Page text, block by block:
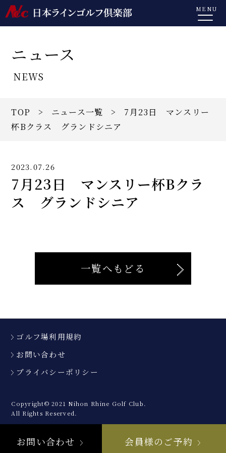
MENU
ニュース
NEWS
TOP > ニュース一覧 > 7月23日 マンスリー
杯Bクラス グランドシニア
2023.07.26
7月23日 マンスリー杯Bクラ
ス グランドシニア
一覧へもどる
ゴルフ場利用規約
お問い合わせ
プライバシーポリシー
Copyright© 2021 Nihon Rhine Golf Club.
All Rights Reserved.
お問い合わせ 会員様のご予約